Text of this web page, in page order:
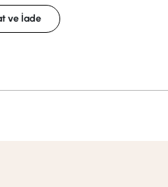
ve İade